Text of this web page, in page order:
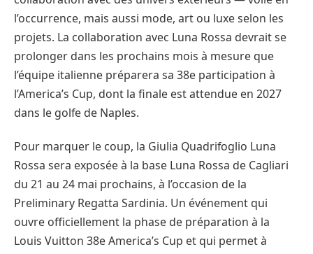
l’occurrence, mais aussi mode, art ou luxe selon les
projets. La collaboration avec Luna Rossa devrait se
prolonger dans les prochains mois à mesure que
l’équipe italienne préparera sa 38e participation à
l’America’s Cup, dont la finale est attendue en 2027
dans le golfe de Naples.
Pour marquer le coup, la Giulia Quadrifoglio Luna
Rossa sera exposée à la base Luna Rossa de Cagliari
du 21 au 24 mai prochains, à l’occasion de la
Preliminary Regatta Sardinia. Un événement qui
ouvre officiellement la phase de préparation à la
Louis Vuitton 38e America’s Cup et qui permet à